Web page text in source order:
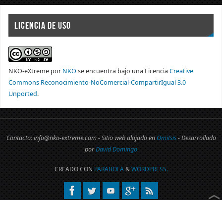
LICENCIA DE USO
NKO-eXtreme por NKO se encuentra bajo una LicenciaCreative
Commons Reconocimiento-NoComercial-CompartirIgual 3.0
Unported.
Contacto: info@nko-extreme.com - Sitio web alojado enOmitsis- Desarrollado
porDavid Domingo
CREADO CON PARABOLA&WORDPRESS.